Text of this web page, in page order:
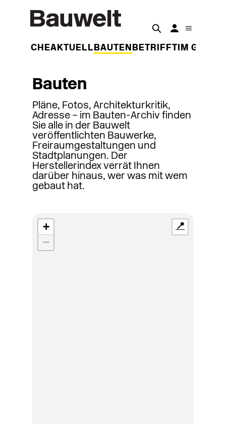
WOCHEAKTUELL BAUTEN BETRIFFT IM
Bauten
Pläne, Fotos, Architekturkritik,
Adresse – im Bauten-Archiv finden
Sie alle in der Bauwelt
veröffentlichten Bauwerke,
Freiraumgestaltungen und
Stadtplanungen. Der
Herstellerindex verrät Ihnen
darüber hinaus, wer was mit wem
gebaut hat.
+
−
📍